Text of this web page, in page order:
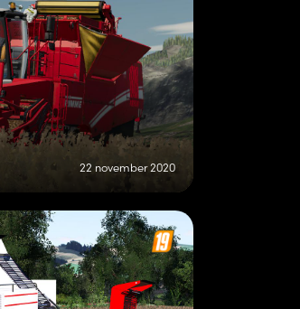
22 november 2020